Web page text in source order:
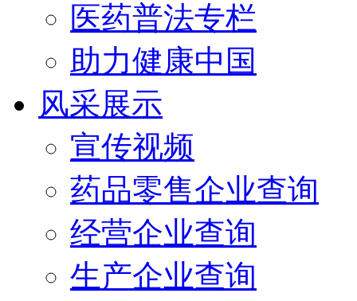
医药普法专栏
助力健康中国
风采展示
宣传视频
药品零售企业查询
经营企业查询
生产企业查询